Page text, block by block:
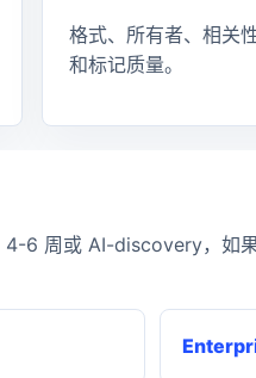
格式、所有者、相关
和标记质量。
4-6 周或 AI-discovery，如